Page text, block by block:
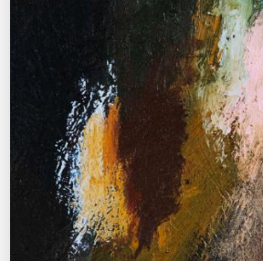
J.J. Voskuil
Het zwijgen
BESTEL